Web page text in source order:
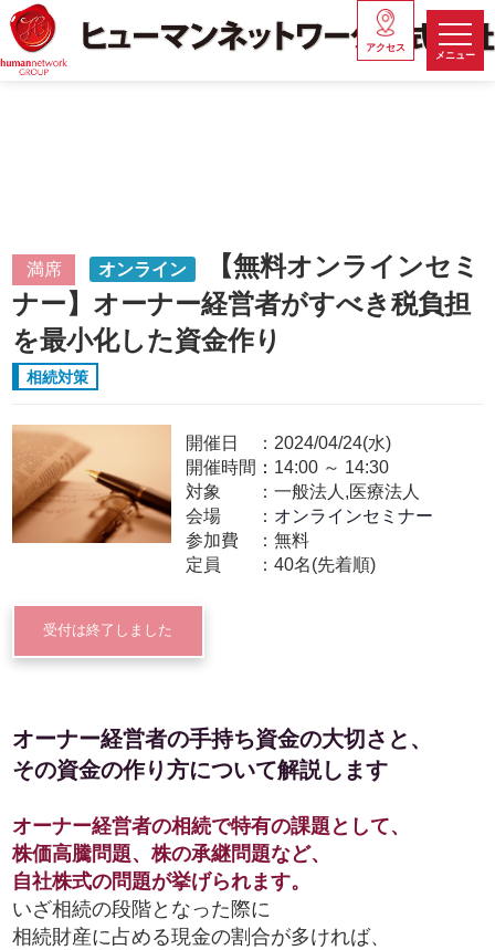
メニュー
アクセス
満席 オンライン
【無料オンラインセミ
ナー】オーナー経営者がすべき税負担
を最小化した資金作り
相続対策
開催日
2024/04/24(水)
開催時間： 14:00～ 14:30
対象
一般法人,医療法人
会場
オンラインセミナー
参加費
無料
定員
40名(先着順)
受付は終了しました
オーナー経営者の手持ち資金の大切さと、
その資金の作り方について解説します
オーナー経営者の相続で特有の課題として、
株価高騰問題、株の承継問題など、
自社株式の問題が挙げられます。
いざ相続の段階となった際に
相続財産に占める現金の割合が多ければ、